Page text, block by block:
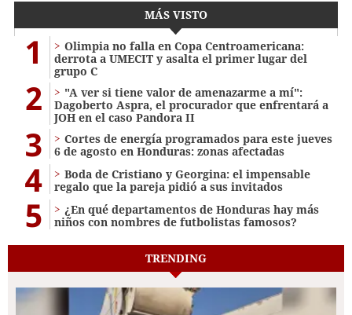
MÁS VISTO
1
Olimpia no falla en Copa Centroamericana:
derrota a UMECIT y asalta el primer lugar del
grupo C
2
"A ver si tiene valor de amenazarme a mí":
Dagoberto Aspra, el procurador que enfrentará a
JOH en el caso Pandora II
3
Cortes de energía programados para este jueves
6 de agosto en Honduras: zonas afectadas
4
Boda de Cristiano y Georgina: el impensable
regalo que la pareja pidió a sus invitados
5
¿En qué departamentos de Honduras hay más
niños con nombres de futbolistas famosos?
TRENDING